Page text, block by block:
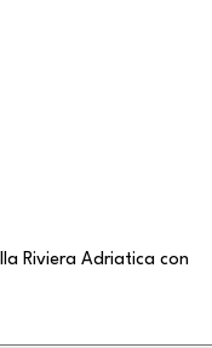
Riviera Adriatica con